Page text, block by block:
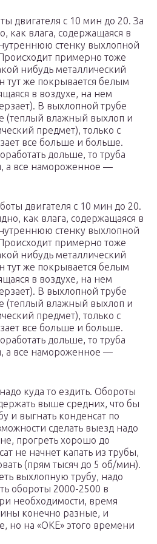
двигателя с 10 мин до 20. За
как влага, содержащаяся в
стенку выхлопной
примерно тоже
нибудь металлический
тут же покрывается белым
в воздухе, на нем
В выхлопной трубе
(теплый влажный выхлоп и
предмет), только с
все больше и больше.
дольше, то труба
а все намороженное —
двигателя с 10 мин до 20.
как влага, содержащаяся в
стенку выхлопной
примерно тоже
нибудь металлический
тут же покрывается белым
в воздухе, на нем
В выхлопной трубе
(теплый влажный выхлоп и
предмет), только с
все больше и больше.
дольше, то труба
а все намороженное —
куда то ездить. Обороты
выше средних, что бы
и выгнать конденсат по
сделать выезд надо
прогреть хорошо до
не начнет капать из трубы,
(прям тысяч до 5 об/мин).
выхлопную трубу, надо
обороты 2000-2500 в
необходимости, время
конечно разные, и
но на «ОКЕ» этого времени